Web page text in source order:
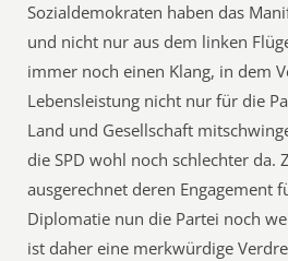
Sozialdemokraten haben das
und nicht nur aus dem linken
immer noch einen Klang, in dem
Lebensleistung nicht nur für die
Land und Gesellschaft
die SPD wohl noch schlechter da.
ausgerechnet deren Engagement
Diplomatie nun die Partei noch
ist daher eine merkwürdige